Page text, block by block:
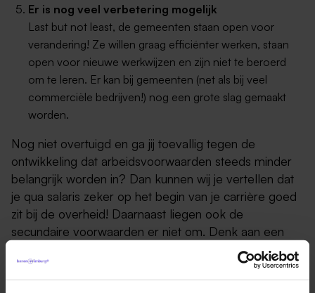
Er is nog veel verbetering mogelijk
Last but not least, de gemeenten staan open voor
verandering! Ze willen graag efficiënter werken, staan
open voor nieuwe werkwijzen en zijn niet te beroerd
om te leren. Er kan bij gemeenten (net als bij veel
commerciële bedrijven!) nog een grote slag gemaakt
worden.
Nog niet overtuigd en ga jij toevallig tegen de
ontwikkeling dat arbeidsvoorwaarden steeds minder
belangrijk worden in? Dan kunnen wij je vertellen dat
je qua salaris zeker op het begin van je carrière goed
zit bij de overheid! Daarnaast liegen ook de
secundaire voorwaarden er niet om. Denk aan een
goede pensioenregeling, aardig aantal vakantiedagen
en de zeer degelijke verlofregelingen.